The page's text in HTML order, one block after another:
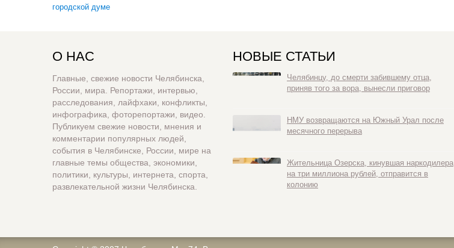
городской думе
О НАС
Главные, свежие новости Челябинска,
России, мира. Репортажи, интервью,
расследования, лайфхаки, конфликты,
инфографика, фоторепортажи, видео.
Публикуем свежие новости, мнения и
комментарии популярных людей,
события в Челябинске, России, мире на
главные темы общества, экономики,
политики, культуры, интернета, спорта,
развлекательной жизни Челябинска.
НОВЫЕ СТАТЬИ
Челябинцу, до смерти забившему отца,
приняв того за вора, вынесли приговор
НМУ возвращаются на Южный Урал после
месячного перерыва
Жительница Озерска, кинувшая наркодилера
на три миллиона рублей, отправится в
колонию